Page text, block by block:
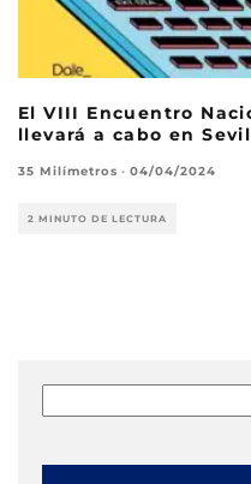
El VIII Encuentro
llevará a cabo en
35 Milímetros · 04/04/2024
2 MINUTO DE LECTURA